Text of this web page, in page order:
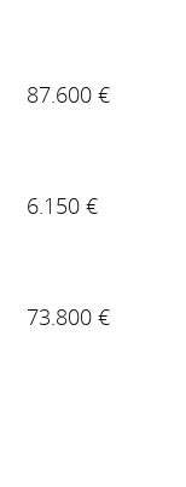
87.600 €
6.150 €
73.800 €